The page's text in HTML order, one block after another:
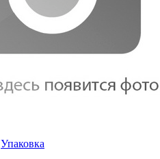
Упаковка